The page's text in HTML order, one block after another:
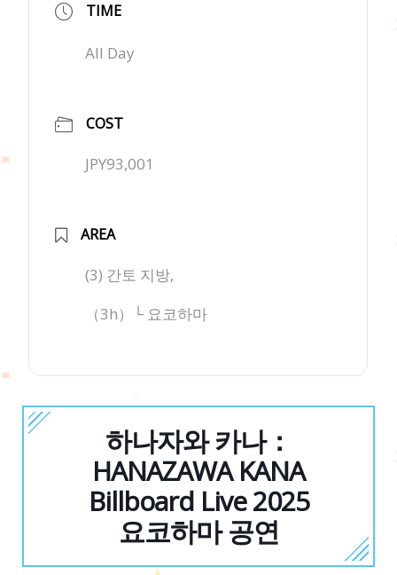
TIME
All Day
COST
JPY93,001
AREA
(3) 간토 지방,
（3h）└ 요코하마
하나자와 카나：
HANAZAWA KANA
Billboard Live 2025
요코하마 공연